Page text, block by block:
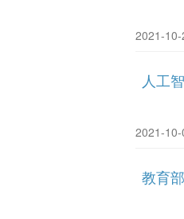
2021-
人工
2021-
教育